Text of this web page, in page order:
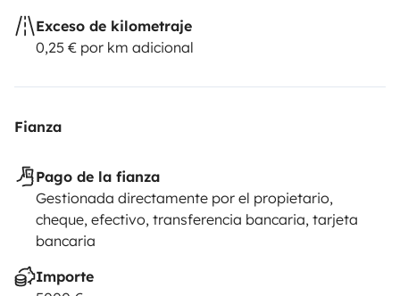
Exceso de kilometraje
0,25 € por km adicional
Fianza
Pago de la fianza
Gestionada directamente por el propietario,
cheque, efectivo, transferencia bancaria, tarjeta
bancaria
Importe